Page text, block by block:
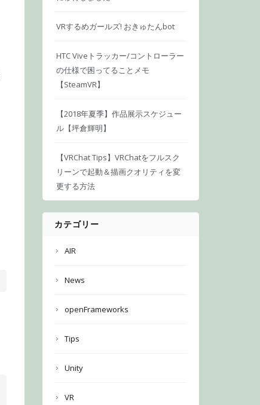
VRするめガールズ! おきゅたんbot
HTC Viveトラッカー/コントローラー
の仕様で困ってることメモ
【SteamVR】
【2018年夏季】作品展示スケジュー
ル【坪倉輝明】
【VRChat Tips】VRChatをフルスク
リーンで起動＆描画クオリティを変
更する方法
カテゴリー
AIR
News
openFrameworks
Tips
Unity
VR